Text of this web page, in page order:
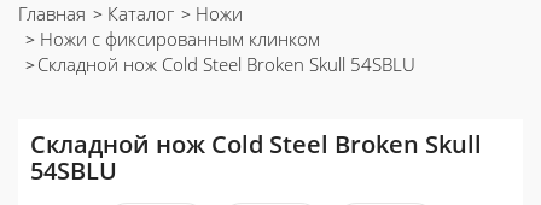
Главная Каталог
Ножи
Ножи с фиксированным клинком
Складной нож Cold Steel Broken Skull 54SBLU
Складной нож Cold Steel Broken Skull
54SBLU